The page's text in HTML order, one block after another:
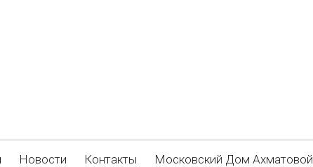
Новости Контакты Московский Дом Ахматовой